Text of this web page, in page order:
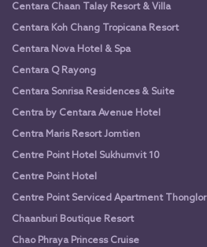
Centara Chaan Talay Resort & Villa
Centara Koh Chang Tropicana Resort
Centara Nova Hotel & Spa
Centara Q Rayong
Centara Sonrisa Residences & Suite
Centra by Centara Avenue Hotel
Centra Maris Resort Jomtien
Centre Point Hotel Sukhumvit 10
Centre Point Hotel
Centre Point Serviced Apartment Thonglor
Chaanburi Boutique Resort
Chao Phraya Princess Cruise